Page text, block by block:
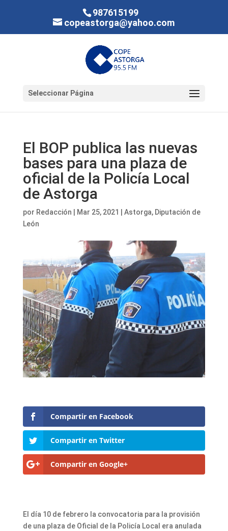
987615199
copeastorga@yahoo.com
Seleccionar Página
El BOP publica las nuevas
bases para una plaza de
oficial de la Policía Local
de Astorga
por Redacción Mar 25, 2021 Astorga, Diputación de
León
Compartir en Facebook
Compartir en Twitter
Compartir en Google+
El día 10 de febrero la convocatoria para la provisión
de una plaza de Oficial de la Policía Local era anulada